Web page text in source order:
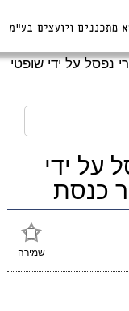
נפסל על ידי שופטי
על ידי
כנסת
שמירה